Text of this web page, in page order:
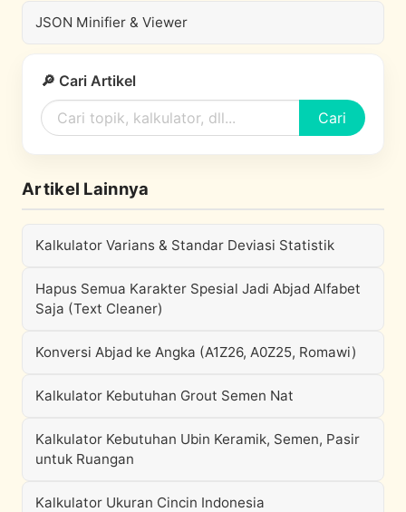
JSON Minifier & Viewer
🔎 Cari Artikel
Cari
Artikel Lainnya
Kalkulator Varians & Standar Deviasi Statistik
Hapus Semua Karakter Spesial Jadi Abjad Alfabet
Saja (Text Cleaner)
Konversi Abjad ke Angka (A1Z26, A0Z25, Romawi)
Kalkulator Kebutuhan Grout Semen Nat
Kalkulator Kebutuhan Ubin Keramik, Semen, Pasir
untuk Ruangan
Kalkulator Ukuran Cincin Indonesia